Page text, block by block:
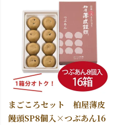
まごころセット 柏屋薄皮
饅頭SP8個入×つぶあん16